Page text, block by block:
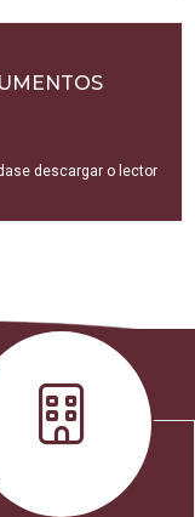
descargar o lector